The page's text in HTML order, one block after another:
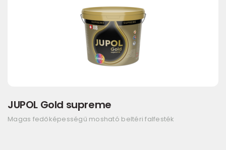
JUPOL Gold supreme
Magas fedőképességű mosható beltéri falfesték